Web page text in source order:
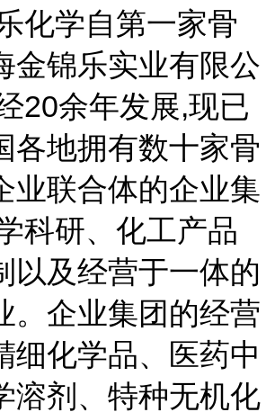
化学自第一家骨
金锦乐实业有限公
20余年发展,现已
各地拥有数十家骨
业联合体的企业集
科研、化工产品
以及经营于一体的
。企业集团的经营
细化学品、医药中
溶剂、特种无机化